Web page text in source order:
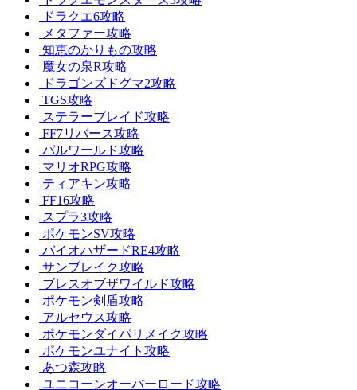
ドラクエ6攻略
メタファー攻略
知恵のかりもの攻略
魔女の泉R攻略
ドラゴンズドグマ2攻略
TGS攻略
ステラーブレイド攻略
FF7リバース攻略
パルワールド攻略
マリオRPG攻略
ティアキン攻略
FF16攻略
スプラ3攻略
ポケモンSV攻略
バイオハザードRE4攻略
サンブレイク攻略
ブレスオブザワイルド攻略
ポケモン剣盾攻略
アルセウス攻略
ポケモンダイパリメイク攻略
ポケモンユナイト攻略
あつ森攻略
ユニコーンオーバーロード攻略